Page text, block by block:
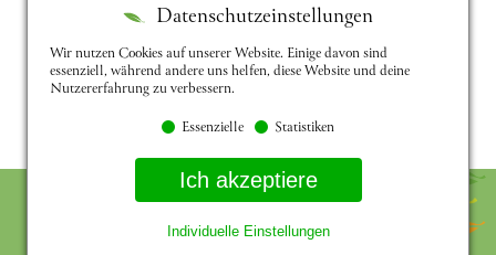
Aktuelles
wichtige Hinweise
Feedback von Teilnehmern
Partner
Datenschutzeinstellungen
Wir nutzen Cookies auf unserer Website. Einige davon sind
essenziell, während andere uns helfen, diese Website und deine
Nutzererfahrung zu verbessern.
Essenzielle
Statistiken
Ich akzeptiere
Individuelle Einstellungen